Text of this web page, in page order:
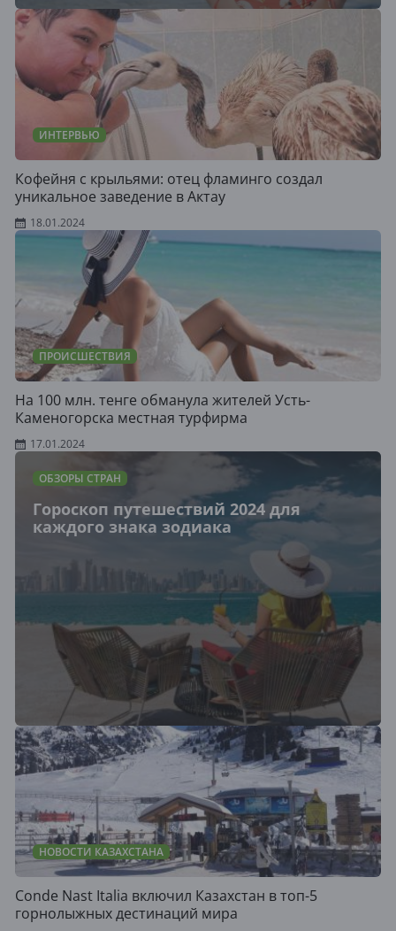
ИНТЕРВЬЮ
Кофейня с крыльями: отец фламинго создал
уникальное заведение в Актау
18.01.2024
ПРОИСШЕСТВИЯ
На 100 млн. тенге обманула жителей Усть-
Каменогорска местная турфирма
17.01.2024
ОБЗОРЫ СТРАН
Гороскоп путешествий 2024 для
каждого знака зодиака
НОВОСТИ КАЗАХСТАНА
Conde Nast Italia включил Казахстан в топ-5
горнолыжных дестинаций мира